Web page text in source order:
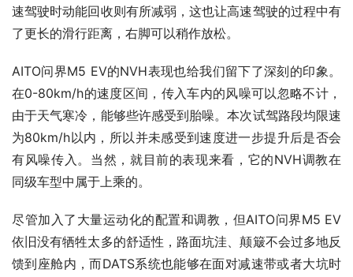
速驾驶时动能回收则有所减弱，这也让高速驾驶的过程中有
了更长的滑行距离，右脚可以稍作放松。
AITO问界M5 EV的NVH表现也给我们留下了深刻的印象。
在0-80km/h的速度区间，传入车内的风噪可以忽略不计，
由于天气寒冷，能够些许感受到胎噪。本次试驾路段均限速
为80km/h以内，所以并未感受到速度进一步提升后是否会
有风噪传入。当然，就目前的表现来看，它的NVH调教在
同级车型中属于上乘的。
尽管加入了大量运动化的配置和调教，但AITO问界M5 EV
依旧没有牺牲太多的舒适性，路面坑洼、颠簸不会过多地反
馈到座舱内，而DATS系统也能够在面对减速带或者大坑时